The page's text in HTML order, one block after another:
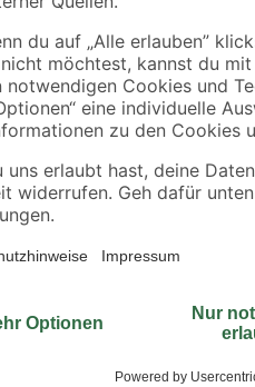
x
Rapid Handtacker
Compacta
16,29 €